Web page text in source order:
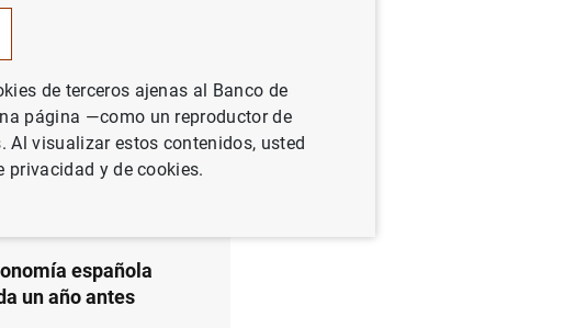
de euros,
antes
española
un año antes
de terceros ajenas al Banco de
página —como un reproductor de
Al visualizar estos contenidos, usted
privacidad y de cookies.